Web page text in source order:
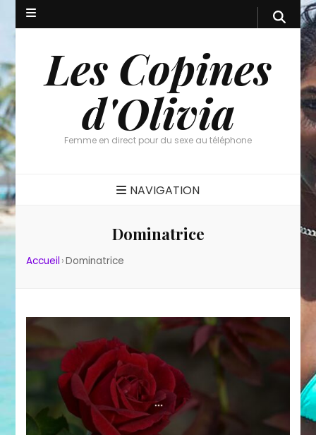
Les Copines
d'Olivia
Femme en direct pour du sexe au téléphone
NAVIGATION
Dominatrice
Accueil ›Dominatrice